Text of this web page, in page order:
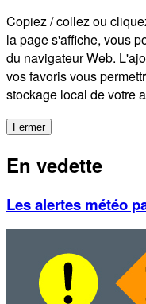
Copiez / collez ou
la page s'affiche, vous
du navigateur Web.
vos favoris vous
stockage local de votre
Fermer
En vedette
Les alertes météo